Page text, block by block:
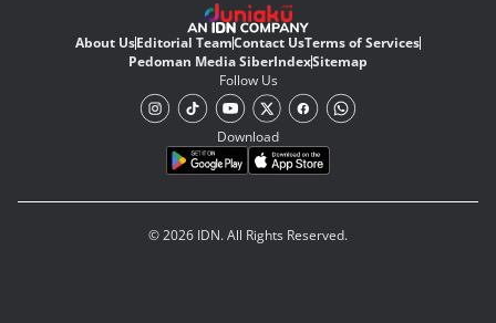
About UsEditorial TeamContact UsTerms of Services
Pedoman Media SiberIndexSitemap
Follow Us
Download
© 2026 IDN. All Rights Reserved.